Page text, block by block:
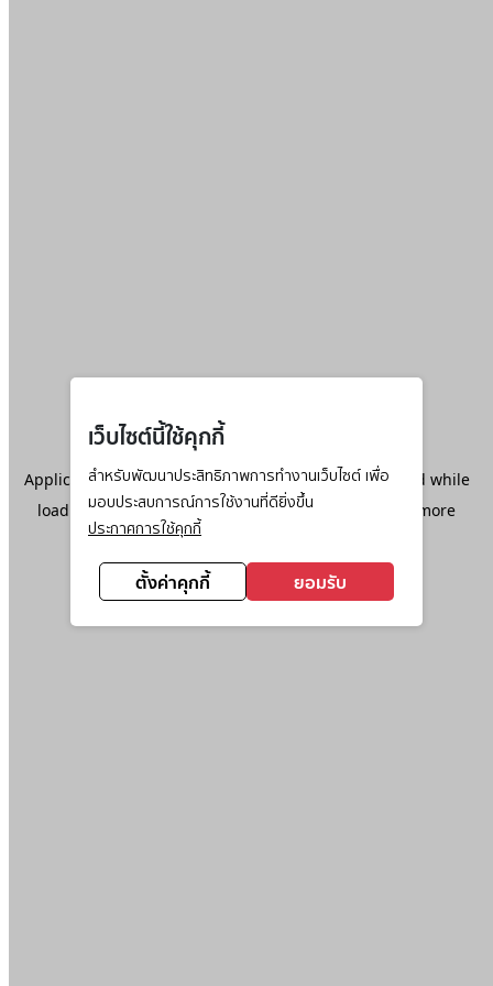
เว็บไซต์นี้ใช้คุกกี้
สำหรับพัฒนาประสิทธิภาพการทำงานเว็บไซต์ เพื่อ
มอบประสบการณ์การใช้งานที่ดียิ่งขึ้น
ประกาศการใช้คุกกี้
ตั้งค่าคุกกี้ ยอมรับ
Application error: aclient-side exception has occurred while
loadingwww.ktc.co.th(see the browser console
for more
information).